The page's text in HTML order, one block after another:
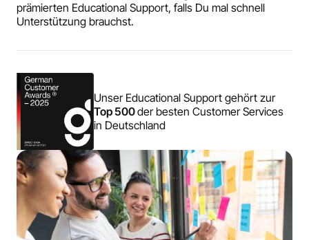
prämierten Educational Support, falls Du mal schnell
Unterstützung brauchst.
Unser Educational Support gehört zur
Top 500der besten Customer Services
in Deutschland